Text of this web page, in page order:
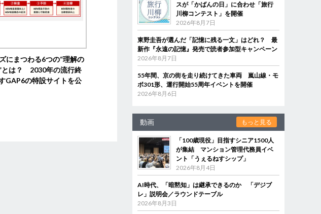
にまつわる6つの“理解の
とは？ 2030年の流行終
GAP6の特設サイトを公
スが「かばんの日」に合わせ「旅行
川柳コンテスト」を開催
2026年8月7日
東野圭吾が選んだ「記憶に残る一文」はどれ？ 最
新作『永遠の記憶』発売で読者参加型キャンペーン
2026年8月7日
55年間、京の街を走り続けてきた車両 嵐山線・モ
ボ301形、運行開始55周年イベントを開催
2026年8月6日
動画 もっと見る
「100歳現役」目指すシニア1500人
が集結 マンション管理代務員イベ
ント「うぇるねすシップ」
2026年8月4日
AI時代、「暗黙知」は継承できるのか 「デジブ
レ」説明会／ラウンドテーブル
2026年8月3日